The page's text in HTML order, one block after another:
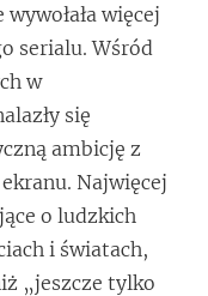
więcej
serialu. Wśród
w
się
ambicję z
Najwięcej
o ludzkich
i światach,
„jeszcze tylko